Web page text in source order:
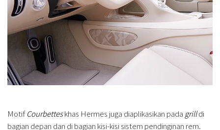
MotifCourbetteskhas Hermes juga diaplikasikan pada grilldi
bagian depan dan di bagian kisi-kisi sistem pendinginan rem.